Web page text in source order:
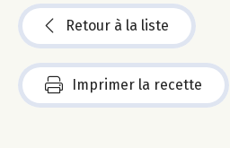
Retour à la liste
Imprimer la recette